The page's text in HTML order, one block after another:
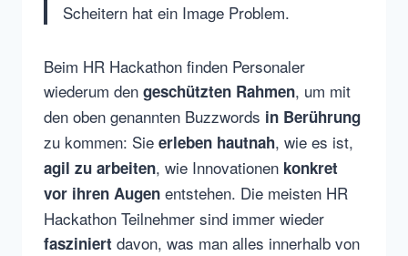
Scheitern hat ein Image Problem.
Beim HR Hackathon finden Personaler
wiederum den geschützten Rahmen, um mit
den oben genannten Buzzwords in Berührung
zu kommen: Sie erleben hautnah, wie es ist,
agil zu arbeiten, wie Innovationen konkret
vor ihren Augen entstehen. Die meisten HR
Hackathon Teilnehmer sind immer wieder
fasziniert davon, was man alles innerhalb von